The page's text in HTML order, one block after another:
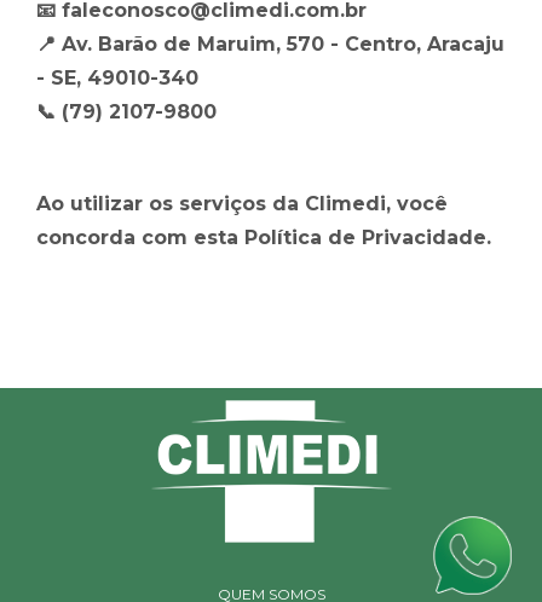
📧 faleconosco@climedi.com.br
📍 Av. Barão de Maruim, 570 - Centro, Aracaju
- SE, 49010-340
📞 (79) 2107-9800
Ao utilizar os serviços da Climedi, você
concorda com esta Política de Privacidade.
QUEM SOMOS